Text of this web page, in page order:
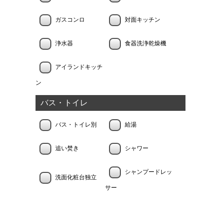
ガスコンロ 対面キッチン
浄水器 食器洗浄乾燥機
アイランドキッチ
ン
バス・トイレ
バス・トイレ別 給湯
追い焚き シャワー
洗面化粧台独立
シャンプードレッ
サー